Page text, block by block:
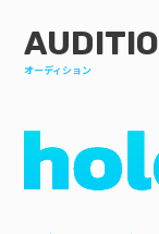
オーディション